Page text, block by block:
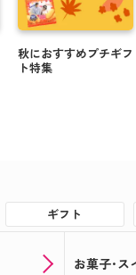
秋におすすめプチギフ
ト特集
ギフト
お菓子･ス